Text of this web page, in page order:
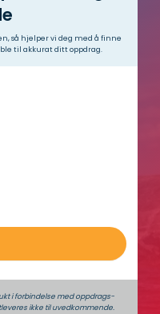
så hjelper vi deg med å finne
til akkurat ditt oppdrag.
i forbindelse med oppdrags­
ikke til uvedkommende.